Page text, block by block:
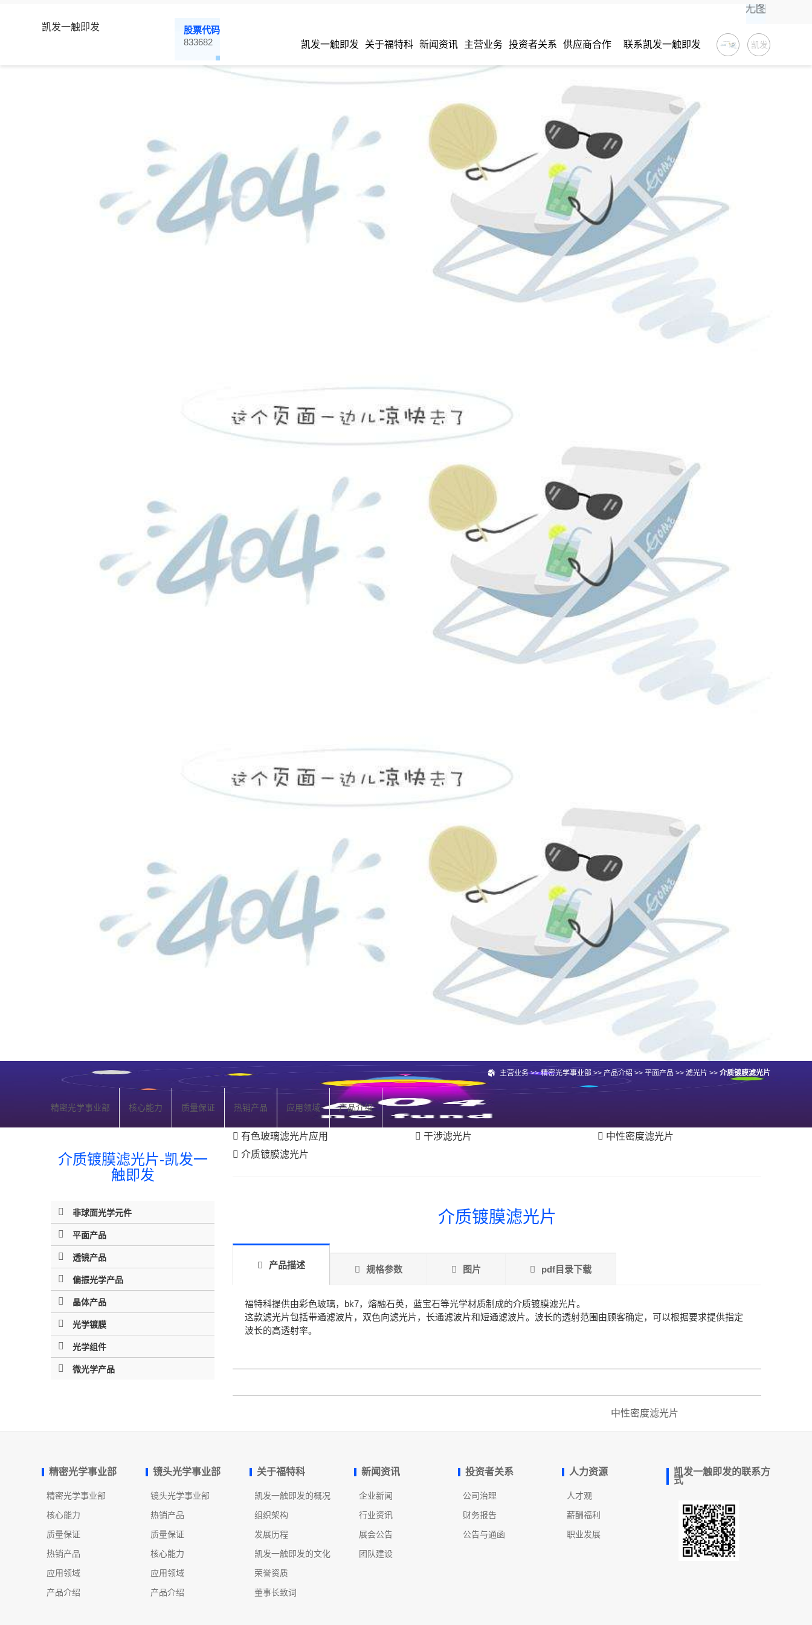
凯发一触即发
股票代码
833682
凯发
凯发一触即发 关于福特科 新闻资讯 主营业务 投资者关系 供应商合作 联系凯发一触即发
主营业务>>精密光学事业部 >>产品介绍 >>平面产品 >>滤光片 >>介质镀膜滤光片
精密光学事业部 核心能力 质量保证 热销产品 应用领域 产品介绍
介质镀膜滤光片-凯发一
触即发
非球面光学元件
平面产品
透镜产品
偏振光学产品
晶体产品
光学镀膜
光学组件
微光学产品
有色玻璃滤光片应用 干涉滤光片
中性密度滤光片
介质镀膜滤光片
介质镀膜滤光片
产品描述 规格参数 图片 pdf目录下载
福特科提供由彩色玻璃，bk7，熔融石英，蓝宝石等光学材质制成的介质镀膜滤光片。
这款滤光片包括带通滤波片，双色向滤光片，长通滤波片和短通滤波片。波长的透射范围由顾客确定，可以根据要求提供指定
波长的高透射率。
中性密度滤光片
精密光学事业部
精密光学事业部
核心能力
质量保证
热销产品
应用领域
产品介绍
镜头光学事业部
镜头光学事业部
热销产品
质量保证
核心能力
应用领域
产品介绍
关于福特科
凯发一触即发的概况
组织架构
发展历程
凯发一触即发的文化
荣誉资质
董事长致词
新闻资讯
企业新闻
行业资讯
展会公告
团队建设
投资者关系
公司治理
财务报告
公告与通函
人力资源
人才观
薪酬福利
职业发展
凯发一触即发的联系方
式